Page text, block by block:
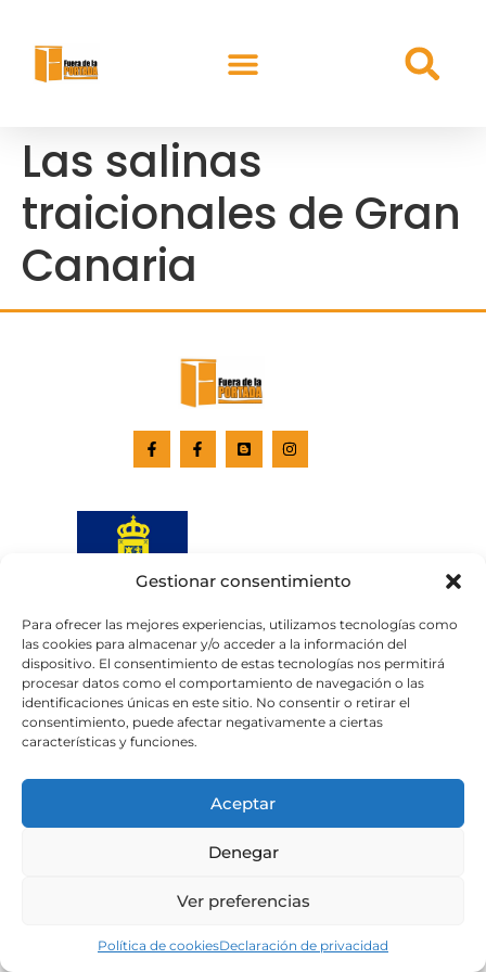
Gestionar consentimiento
Para ofrecer las mejores experiencias, utilizamos tecnologías como
las cookies para almacenar y/o acceder a la información del
dispositivo. El consentimiento de estas tecnologías nos permitirá
procesar datos como el comportamiento de navegación o las
identificaciones únicas en este sitio. No consentir o retirar el
consentimiento, puede afectar negativamente a ciertas
características y funciones.
Aceptar
Denegar
Ver preferencias
Política de cookiesDeclaración de privacidad
Las salinas
traicionales de Gran
Canaria
Web subvencionada por el
Cabildo de Gran Canaria
Aviso legalPolítica de privacidad